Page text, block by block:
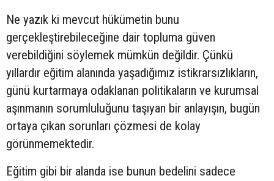
Ne yazık ki mevcut hükümetin bunu
gerçekleştirebileceğine dair topluma güven
verebildiğini söylemek mümkün değildir. Çünkü
yıllardır eğitim alanında yaşadığımız istikrarsızlıkların,
günü kurtarmaya odaklanan politikaların ve kurumsal
aşınmanın sorumluluğunu taşıyan bir anlayışın, bugün
ortaya çıkan sorunları çözmesi de kolay
görünmemektedir.
Eğitim gibi bir alanda ise bunun bedelini sadece